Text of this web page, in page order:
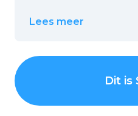
Lees meer
Dit is